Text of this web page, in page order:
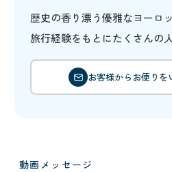
歴史の香り漂う優雅なヨーロ
旅行経験をもとにたくさんの
お客様からお便りを
動画メッセージ